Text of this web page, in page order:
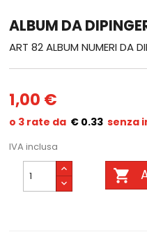
ALBUM DA
ART 82 ALBUM NUMERI DA
1,00 €
€ 0.33
IVA inclusa
